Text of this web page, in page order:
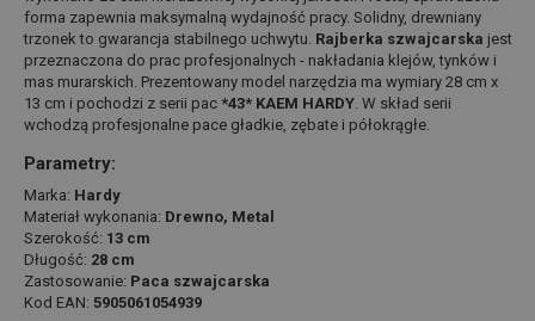
forma zapewnia maksymalną wydajność pracy. Solidny, drewniany
trzonek to gwarancja stabilnego uchwytu. Rajberka szwajcarska jest
przeznaczona do prac profesjonalnych - nakładania klejów, tynków i
mas murarskich. Prezentowany model narzędzia ma wymiary 28 cm x
13 cm i pochodzi z serii pac *43* KAEM HARDY. W skład serii
wchodzą profesjonalne pace gładkie, zębate i półokrągłe.
Parametry:
Marka: Hardy
Materiał wykonania: Drewno, Metal
Szerokość: 13 cm
Długość: 28 cm
Zastosowanie: Paca szwajcarska
Kod EAN: 5905061054939